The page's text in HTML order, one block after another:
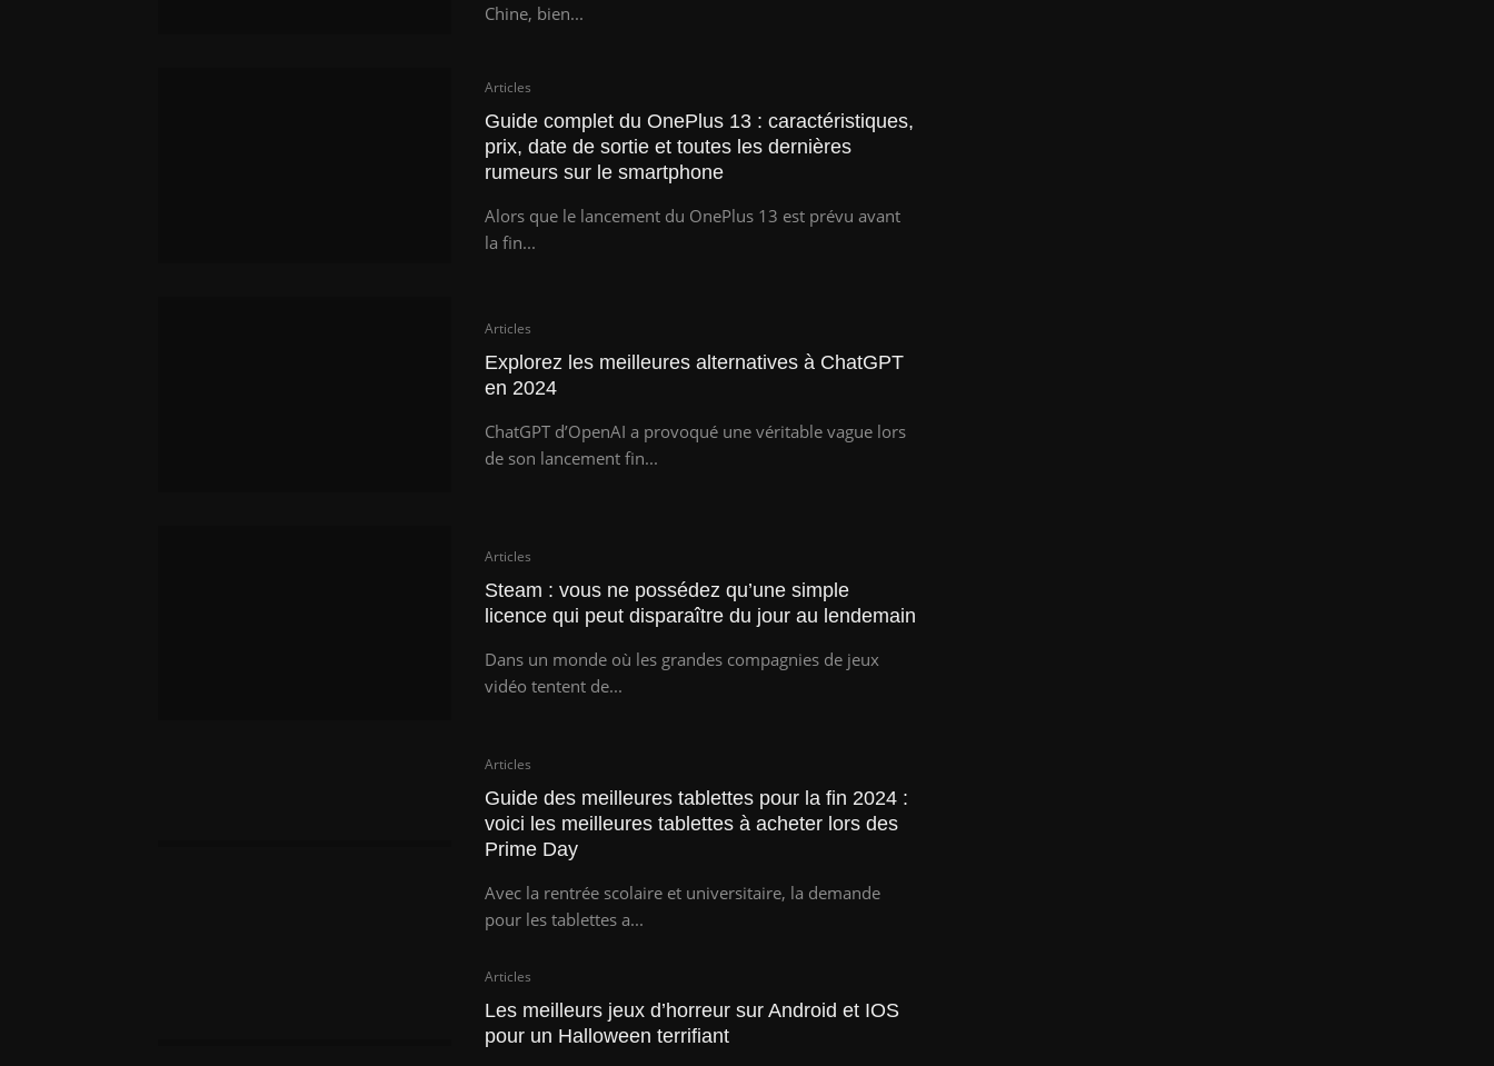
Chine, bien...
Articles
Guide complet du OnePlus 13 : caractéristiques,
prix, date de sortie et toutes les dernières
rumeurs sur le smartphone
Alors que le lancement du OnePlus 13 est prévu avant
la fin...
Articles
Explorez les meilleures alternatives à ChatGPT
en 2024
ChatGPT d’OpenAI a provoqué une véritable vague lors
de son lancement fin...
Articles
Steam : vous ne possédez qu’une simple
licence qui peut disparaître du jour au lendemain
Dans un monde où les grandes compagnies de jeux
vidéo tentent de...
Articles
Guide des meilleures tablettes pour la fin 2024 :
voici les meilleures tablettes à acheter lors des
Prime Day
Avec la rentrée scolaire et universitaire, la demande
pour les tablettes a...
Articles
Les meilleurs jeux d’horreur sur Android et IOS
pour un Halloween terrifiant